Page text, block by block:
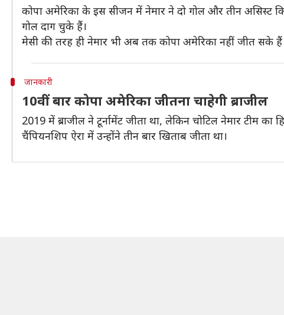
कोपा अमेरिका के इस सीजन में नेमार ने दो गोल और तीन असिस्ट
गोल दाग चुके हैं।
मेसी की तरह ही नेमार भी अब तक कोपा अमेरिका नहीं जीत सके हैं
जानकारी
10वीं बार कोपा अमेरिका जीतना चाहेगी ब्राजील
2019 में ब्राजील ने टूर्नामेंट जीता था, लेकिन चोटिल नेमार टीम
चैंपियनशिप ऐरा में उन्होंने तीन बार खिताब जीता था।